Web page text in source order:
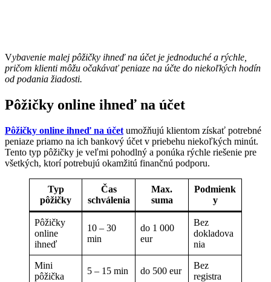
Vybavenie malej pôžičky ihneď na účet je jednoduché a rýchle,
pričom klienti môžu očakávať peniaze na účte do niekoľkých hodín
od podania žiadosti.
Pôžičky online ihneď na účet
Pôžičky online ihneď na účet umožňujú klientom získať potrebné
peniaze priamo na ich bankový účet v priebehu niekoľkých minút.
Tento typ pôžičky je veľmi pohodlný a ponúka rýchle riešenie pre
všetkých, ktorí potrebujú okamžitú finančnú podporu.
Typ
pôžičky
Čas
schválenia
Max.
suma
Podmienk
y
Pôžičky
online
ihneď
10 – 30
min
do 1 000
eur
Bez
dokladova
nia
Mini
pôžička
5 – 15 min do 500 eur
Bez
registra